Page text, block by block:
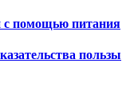
с помощью питания
пользы